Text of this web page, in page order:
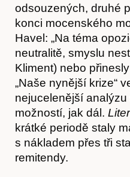
odsouzených, druhé
konci mocenského
Havel: „Na téma
neutralitě, smyslu
Kliment) nebo
„Naše nynější krize“
nejucelenější
možností, jak dál.
krátké periodě staly
s nákladem přes tři
remitendy.